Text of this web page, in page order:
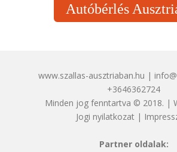
Autóbérlés
www.szallas-ausztriaban.hu |
+3646362724
Minden jog fenntartva © 2018. |
Jogi nyilatkozat|
Partner oldalak: